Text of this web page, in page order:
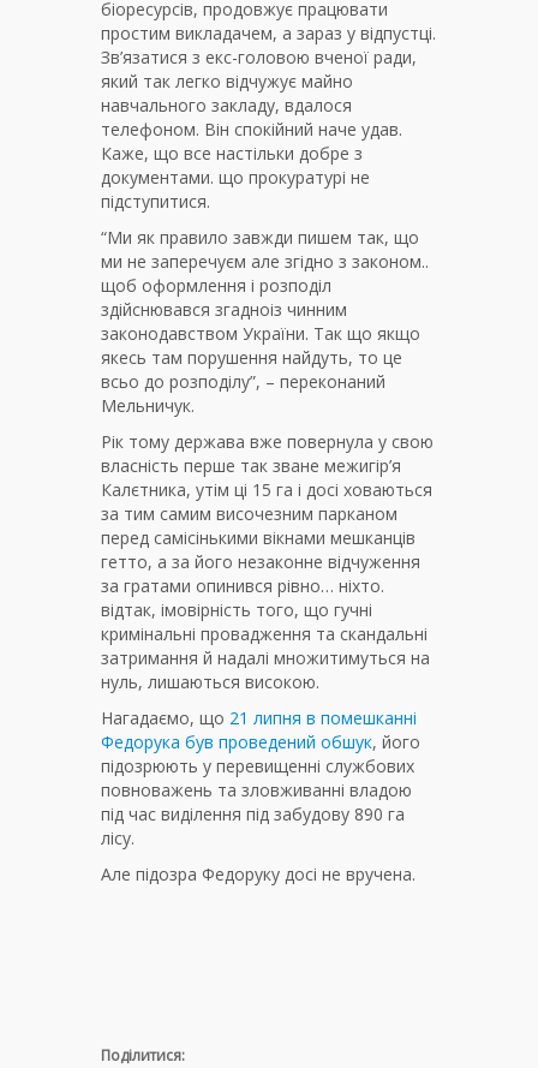
біоресурсів, продовжує працювати
простим викладачем, а зараз у відпустці.
Зв’язатися з екс-головою вченої ради,
який так легко відчужує майно
навчального закладу, вдалося
телефоном. Він спокійний наче удав.
Каже, що все настільки добре з
документами. що прокуратурі не
підступитися.
“Ми як правило завжди пишем так, що
ми не заперечуєм але згідно з законом..
щоб оформлення і розподіл
здійснювався згадноіз чинним
законодавством України. Так що якщо
якесь там порушення найдуть, то це
всьо до розподілу”, – переконаний
Мельничук.
Рік тому держава вже повернула у свою
власність перше так зване межигір’я
Калєтника, утім ці 15 га і досі ховаються
за тим самим височезним парканом
перед самісінькими вікнами мешканців
гетто, а за його незаконне відчуження
за гратами опинився рівно… ніхто.
відтак, імовірність того, що гучні
кримінальні провадження та скандальні
затримання й надалі множитимуться на
нуль, лишаються високою.
Нагадаємо, що 21 липня в помешканні
Федорука був проведений обшук, його
підозрюють у перевищенні службових
повноважень та зловживанні владою
під час виділення під забудову 890 га
лісу.
Але підозра Федоруку досі не вручена.
Поділитися: